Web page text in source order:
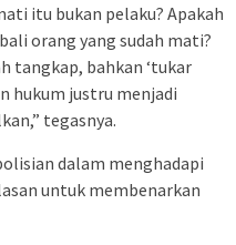
itu bukan pelaku? Apakah
orang yang sudah mati?
tangkap, bahkan ‘tukar
hukum justru menjadi
tegasnya.
dalam menghadapi
untuk membenarkan